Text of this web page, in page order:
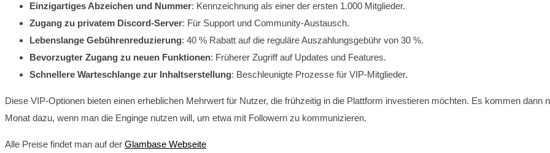
Einzigartiges Abzeichen und Nummer: Kennzeichnung als einer der ersten 1.000 Mitglieder.
Zugang zu privatem Discord-Server: Für Support und Community-Austausch.
Lebenslange Gebührenreduzierung: 40 % Rabatt auf die reguläre Auszahlungsgebühr von 30 %.
Bevorzugter Zugang zu neuen Funktionen: Früherer Zugriff auf Updates und Features.
Schnellere Warteschlange zur Inhaltserstellung: Beschleunigte Prozesse für VIP-Mitglieder.
Diese VIP-Optionen bieten einen erheblichen Mehrwert für Nutzer, die frühzeitig in die Plattform investieren möchten. Es kommen dann
Monat dazu, wenn man die Enginge nutzen will, um etwa mit Followern zu kommunizieren.
Alle Preise findet man auf der Glambase Webseite